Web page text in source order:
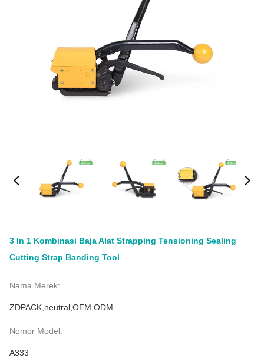
3 In 1 Kombinasi Baja Alat Strapping Tensioning Sealing
Cutting Strap Banding Tool
Nama Merek:
ZDPACK,neutral,OEM,ODM
Nomor Model:
A333